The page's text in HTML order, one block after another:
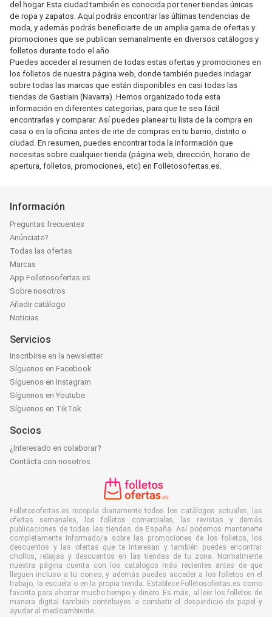
del hogar. Esta ciudad también es conocida por tener tiendas únicas
de ropa y zapatos. Aquí podrás encontrar las últimas tendencias de
moda, y además podrás beneficiarte de un amplia gama de ofertas y
promociones que se publican semanalmente en diversos catálogos y
folletos durante todo el año.
Puedes acceder al resumen de todas estas ofertas y promociones en
los folletos de nuestra página web, donde también puedes indagar
sobre todas las marcas que están disponibles en casi todas las
tiendas de Gastiain (Navarra). Hemos organizado toda esta
información en diferentes categorías, para que te sea fácil
encontrarlas y comparar. Así puedes planear tu lista de la compra en
casa o en la oficina antes de irte de compras en tu barrio, distrito o
ciudad. En resumen, puedes encontrar toda la información que
necesitas sobre cualquier tienda (página web, dirección, horario de
apertura, folletos, promociones, etc) en Folletosofertas.es.
Información
Preguntas frecuentes
Anúnciate?
Todas las ofertas
Marcas
App Folletosofertas.es
Sobre nosotros
Añadir catálogo
Noticias
Servicios
Inscribirse en la newsletter
Síguenos en Facebook
Síguenos en Instagram
Síguenos en Youtube
Síguenos en TikTok
Socios
¿Interesado en colaborar?
Contácta con nosotros
Folletosofertas.es recopila diariamente todos los catálogos actuales, las
ofertas semanales, los folletos comerciales, las revistas y demás
publicaciones de todas las tiendas de España. Así podemos mantenerte
completamente informado/a sobre las promociones de los folletos, los
descuentos y las ofertas que te interesan y también puedes encontrar
chollos, rebajas y descuentos en las tiendas de tu zona. Normalmente
nuestra página cuenta con los catálogos más recientes antes de que
lleguen incluso a tu correo, y además puedes acceder a los folletos en el
trabajo, la escuela o en la propia tienda. Establece Folletosofertas.es como
favorita para ahorrar mucho tiempo y dinero. Es más, al leer los folletos de
manera digital también contribuyes a combatir el desperdicio de papel y
ayudar al medioambiente.